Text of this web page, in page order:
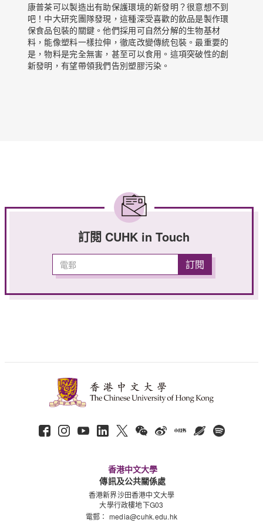
康普茶可以製造出有助保護環境的新發明？很意想不到
吧！中大研究團隊發現，這種深受喜歡的飲品是製作環
保食品包裝的關鍵。他們採用可自然分解的生物基材
料，能像塑料一樣拉伸，徹底改變傳統包裝。最重要的
是，物料是完全無害，甚至可以食用。這項突破性的創
新發明，有望帶領我們告別塑膠污染。
訂閱 CUHK in Touch
香港中文大學
傳訊及公共關係處
香港新界沙田香港中文大學
大學行政樓地下G03
電郵： media@cuhk.edu.hk